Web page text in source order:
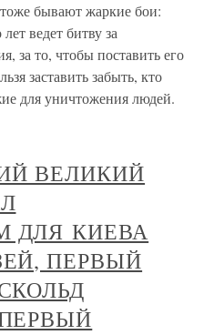
бывают жаркие бои:
ведет битву за
за то, чтобы поставить его
заставить забыть, кто
для уничтожения людей.
ВЕЛИКИЙ
ДЛЯ КИЕВА
ПЕРВЫЙ